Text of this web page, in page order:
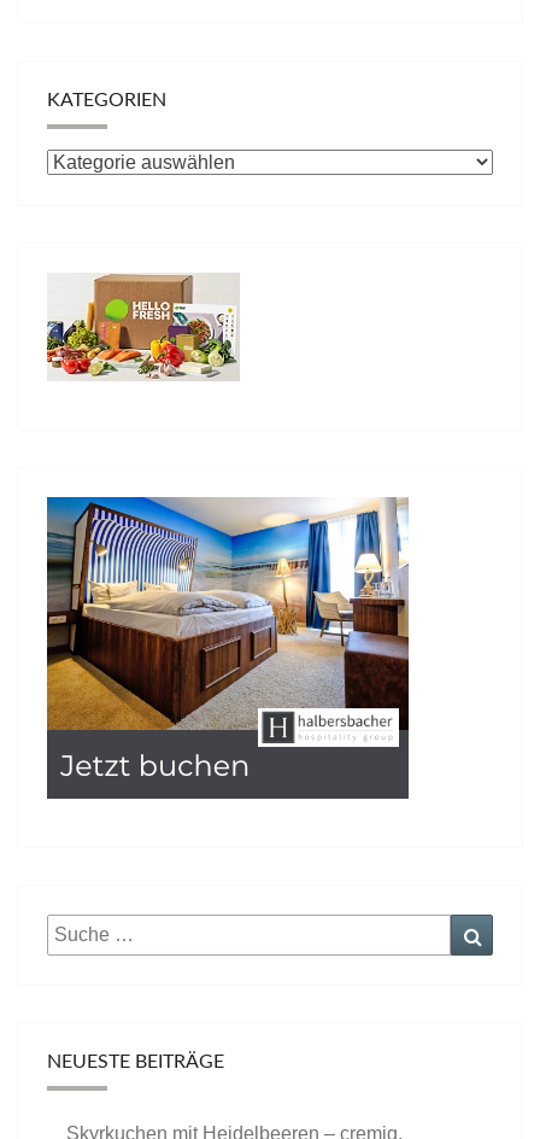
KATEGORIEN
Kategorien
Suche
nach:
NEUESTE BEITRÄGE
Skyrkuchen mit Heidelbeeren – cremig,